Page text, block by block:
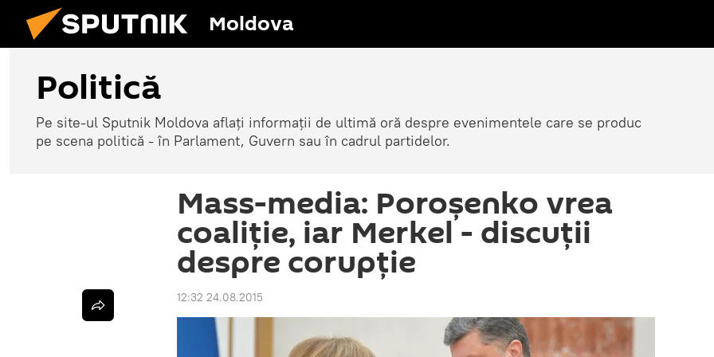
Moldova
Politică
Pe site-ul Sputnik Moldova aflați informații de ultimă oră despre evenimentele care se produc
pe scena politică - în Parlament, Guvern sau în cadrul partidelor.
Mass-media: Poroşenko vrea
coaliţie, iar Merkel - discuţii
despre corupţie
12:32 24.08.2015